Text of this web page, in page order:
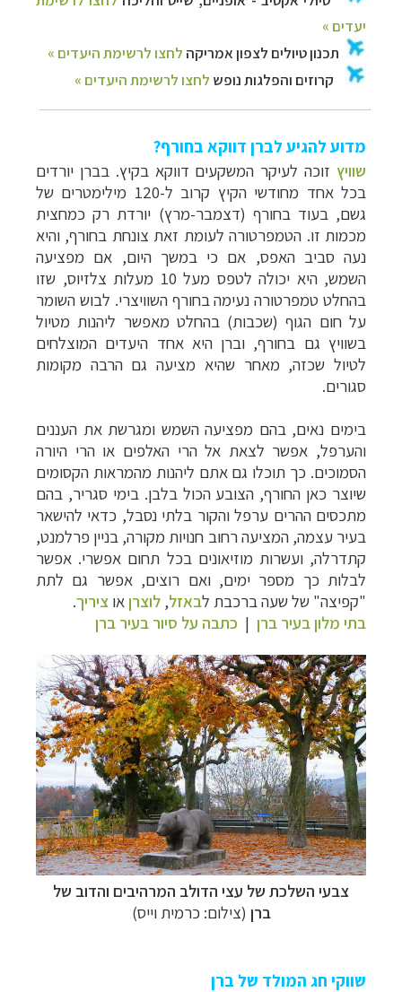
מדוע להגיע לברן דווקא בחורף?
שוויץ זוכה לעיקר המשקעים דווקא בקיץ. בברן יורדים
בכל אחד מחודשי הקיץ קרוב ל-120 מילימטרים של
גשם, בעוד בחורף (דצמבר-מרץ) יורדת רק כמחצית
מכמות זו. הטמפרטורה לעומת זאת צונחת בחורף, והיא
נעה סביב האפס, אם כי במשך היום, אם מפציעה
השמש, היא יכולה לטפס מעל 10 מעלות צלזיוס, שזו
בהחלט טמפרטורה נעימה בחורף השוויצרי. לבוש השומר
על חום הגוף (שכבות) בהחלט מאפשר ליהנות מטיול
בשוויץ גם בחורף, וברן היא אחד היעדים המוצלחים
לטיול שכזה, מאחר שהיא מציעה גם הרבה מקומות
סגורים.
בימים נאים, בהם מפציעה השמש ומגרשת את העננים
והערפל, אפשר לצאת אל הרי האלפים או הרי היורה
הסמוכים. כך תוכלו גם אתם ליהנות מהמראות הקסומים
שיוצר כאן החורף, הצובע הכול בלבן. בימי סגריר, בהם
מתכסים ההרים ערפל והקור בלתי נסבל, כדאי להישאר
בעיר עצמה, המציעה רחוב חנויות מקורה, בניין פרלמנט,
קתדרלה, ועשרות מוזיאונים בכל תחום אפשרי. אפשר
לבלות כך מספר ימים, ואם רוצים, אפשר גם לתת
"קפיצה" של שעה ברכבת לבאזל, לוצרן או ציריך.
בתי מלון בעיר ברן | כתבה על סיור בעיר ברן
צבעי השלכת של עצי הדולב המרהיבים והדוב של
ברן (צילום: כרמית וייס)
שווקי חג המולד של ברן